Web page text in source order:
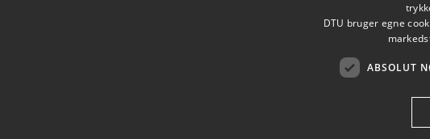
DTU bruger egne
ABSOLUT